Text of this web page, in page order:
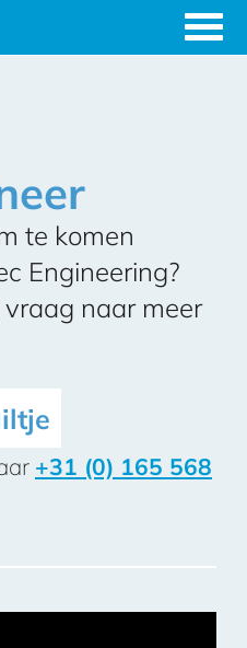
te komen
Engineering?
naar meer
+31 (0) 165 568